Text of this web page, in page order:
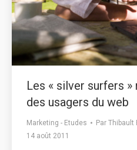
Les « silver surfers
des usagers du web
Marketing - Etudes Par Thibault
14 août 2011